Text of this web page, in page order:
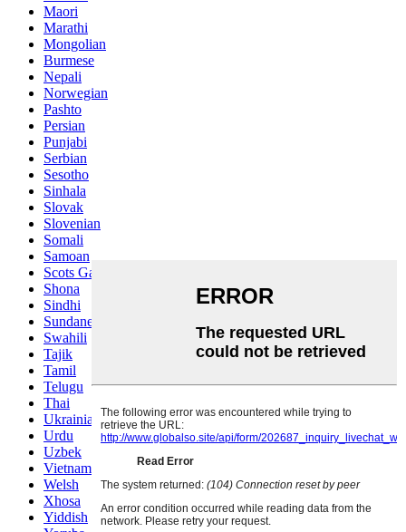
Maori
Marathi
Mongolian
Burmese
Nepali
Norwegian
Pashto
Persian
Punjabi
Serbian
Sesotho
Sinhala
Slovak
Slovenian
Somali
Samoan
Scots Gaelic
Shona
Sindhi
Sundanese
Swahili
Tajik
Tamil
Telugu
Thai
Ukrainian
Urdu
Uzbek
Vietnamese
Welsh
Xhosa
Yiddish